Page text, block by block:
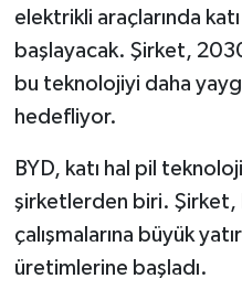
elektrikli araçlarında
başlayacak. Şirket,
bu teknolojiyi daha
hedefliyor.
BYD, katı hal pil
şirketlerden biri. Şirket,
çalışmalarına büyük
üretimlerine başladı.